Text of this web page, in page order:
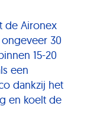
de Aironex
30
15-20
een
dankzij het
en koelt de